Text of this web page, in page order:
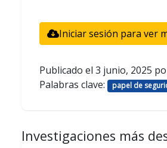
Iniciar sesión para ver
Publicado el 3 junio, 2025
Palabras clave:
papel de
Investigaciones más